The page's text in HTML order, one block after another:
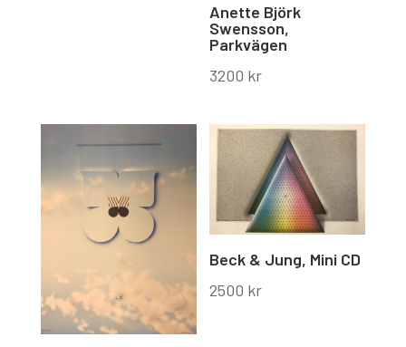
Anette Björk
Swensson,
Parkvägen
3200 kr
Beck & Jung, Mini CD
2500 kr